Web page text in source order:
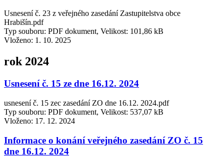
Usnesení č. 23 z veřejného zasedání Zastupitelstva obce
Hrabišín.pdf
Typ souboru: PDF dokument, Velikost: 101,86 kB
Vloženo: 1. 10. 2025
rok 2024
Usnesení č. 15 ze dne 16.12. 2024
usnesení č. 15 zec zasedání ZO dne 16.12. 2024.pdf
Typ souboru: PDF dokument, Velikost: 537,07 kB
Vloženo: 17. 12. 2024
Informace o konání veřejného zasedání ZO č. 15
dne 16.12. 2024